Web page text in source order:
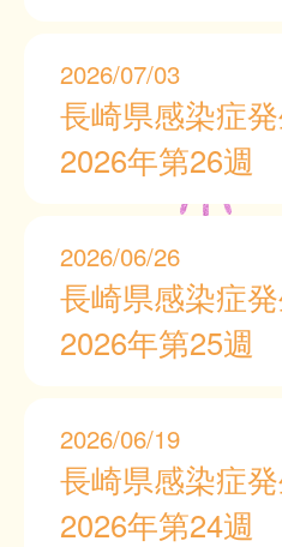
2026/07/03
長崎県感染症
2026年第26週
2026/06/26
長崎県感染症
2026年第25週
2026/06/19
長崎県感染症
2026年第24週